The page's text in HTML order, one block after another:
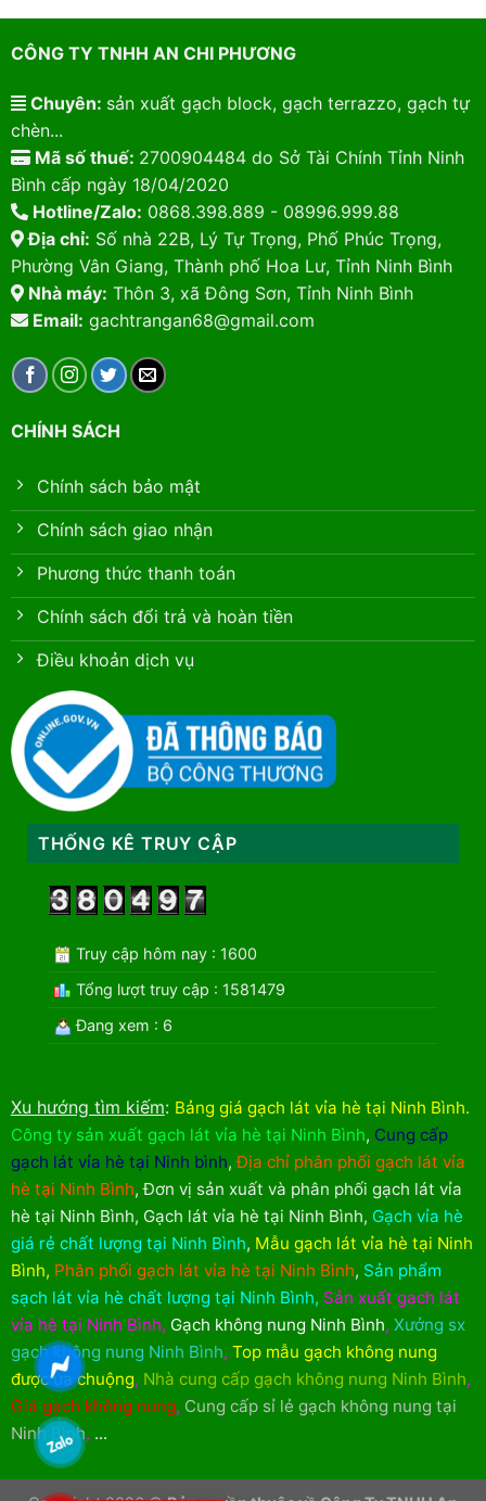
CÔNG TY TNHH AN CHI PHƯƠNG
Chuyên: sản xuất gạch block, gạch terrazzo, gạch tự
chèn...
Mã số thuế: 2700904484 do Sở Tài Chính Tỉnh Ninh
Bình cấp ngày 18/04/2020
Hotline/Zalo: 0868.398.889 - 08996.999.88
Địa chỉ: Số nhà 22B, Lý Tự Trọng, Phố Phúc Trọng,
Phường Vân Giang, Thành phố Hoa Lư, Tỉnh Ninh Bình
Nhà máy: Thôn 3, xã Đông Sơn, Tỉnh Ninh Bình
Email: gachtrangan68@gmail.com
CHÍNH SÁCH
Chính sách bảo mật
Chính sách giao nhận
Phương thức thanh toán
Chính sách đổi trả và hoàn tiền
Điều khoản dịch vụ
THỐNG KÊ TRUY CẬP
Truy cập hôm nay : 1600
Tổng lượt truy cập : 1581479
Đang xem : 6
Xu hướng tìm kiếm: Bảng giá gạch lát vỉa hè tại Ninh Bình.
Công ty sản xuất gạch lát vỉa hè tại Ninh Bình, Cung cấp
gạch lát vỉa hè tại Ninh bình,Địa chỉ phân phối gạch lát vỉa
hè tại Ninh Bình,Đơn vị sản xuất và phân phối gạch lát vỉa
hè tại Ninh Bình, Gạch lát vỉa hè tại Ninh Bình, Gạch vỉa hè
giá rẻ chất lượng tại Ninh Bình, Mẫu gạch lát vỉa hè tại Ninh
Bình, Phân phối gạch lát vỉa hè tại Ninh Bình, Sản phẩm
sạch lát vỉa hè chất lượng tại Ninh Bình, Sản xuất gạch lát
vỉa hè tại Ninh Bình, Gạch không nung Ninh Bình, Xưởng sx
gạch không nung Ninh Bình, Top mẫu gạch không nung
được ưa chuộng, Nhà cung cấp gạch không nung Ninh Bình,
Giá gạch không nung, Cung cấp sỉ lẻ gạch không nung tại
Ninh Bình, ...